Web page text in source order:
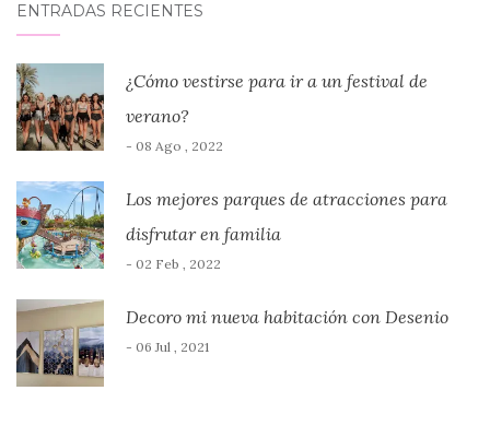
ENTRADAS RECIENTES
¿Cómo vestirse para ir a un festival de
verano?
- 08 Ago , 2022
Los mejores parques de atracciones para
disfrutar en familia
- 02 Feb , 2022
Decoro mi nueva habitación con Desenio
- 06 Jul , 2021